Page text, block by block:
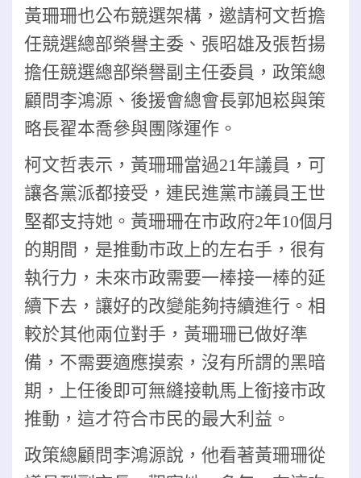
黃珊珊也公布競選架構，邀請柯文哲擔
任競選總部榮譽主委、張昭雄及張哲揚
擔任競選總部榮譽副主任委員，政策總
顧問李鴻源、後援會總會長郭旭崧與策
略長翟本喬參與團隊運作。
柯文哲表示，黃珊珊當過21年議員，可
讓各黨派都接受，連民進黨市議員王世
堅都支持她。黃珊珊在市政府2年10個月
的期間，是推動市政上的左右手，很有
執行力，未來市政需要一棒接一棒的延
續下去，讓好的改變能夠持續進行。相
較於其他兩位對手，黃珊珊已做好準
備，不需要適應摸索，沒有所謂的黑暗
期，上任後即可無縫接軌馬上銜接市政
推動，這才符合市民的最大利益。
政策總顧問李鴻源說，他看著黃珊珊從